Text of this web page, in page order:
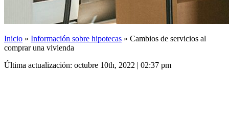
Inicio » Información sobre hipotecas » Cambios de servicios al
comprar una vivienda
Última actualización: octubre 10th, 2022 | 02:37 pm